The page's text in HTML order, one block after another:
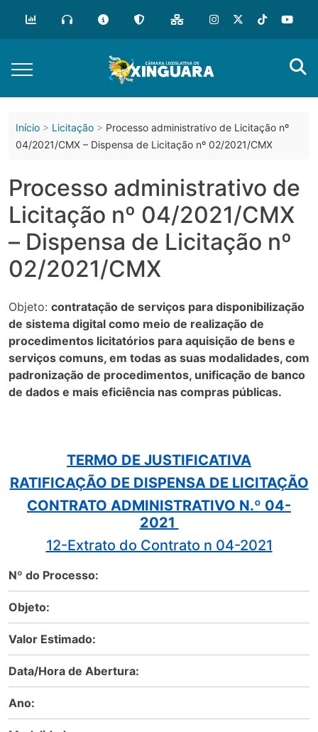
conteúdo
Início Licitação
Processo administrativo de Licitação nº
04/2021/CMX – Dispensa de Licitação nº 02/2021/CMX
Processo administrativo de
Licitação nº 04/2021/CMX
– Dispensa de Licitação nº
02/2021/CMX
Objeto: contratação de serviços para disponibilização
de sistema digital como meio de realização de
procedimentos licitatórios para aquisição de bens e
serviços comuns, em todas as suas modalidades, com
padronização de procedimentos, unificação de banco
de dados e mais eficiência nas compras públicas.
TERMO DE JUSTIFICATIVA
RATIFICAÇÃO DE DISPENSA DE LICITAÇÃO
CONTRATO ADMINISTRATIVO N.º 04-
2021
12-Extrato do Contrato n 04-2021
Nº do Processo:
Objeto:
Valor Estimado:
Data/Hora de Abertura:
Ano: